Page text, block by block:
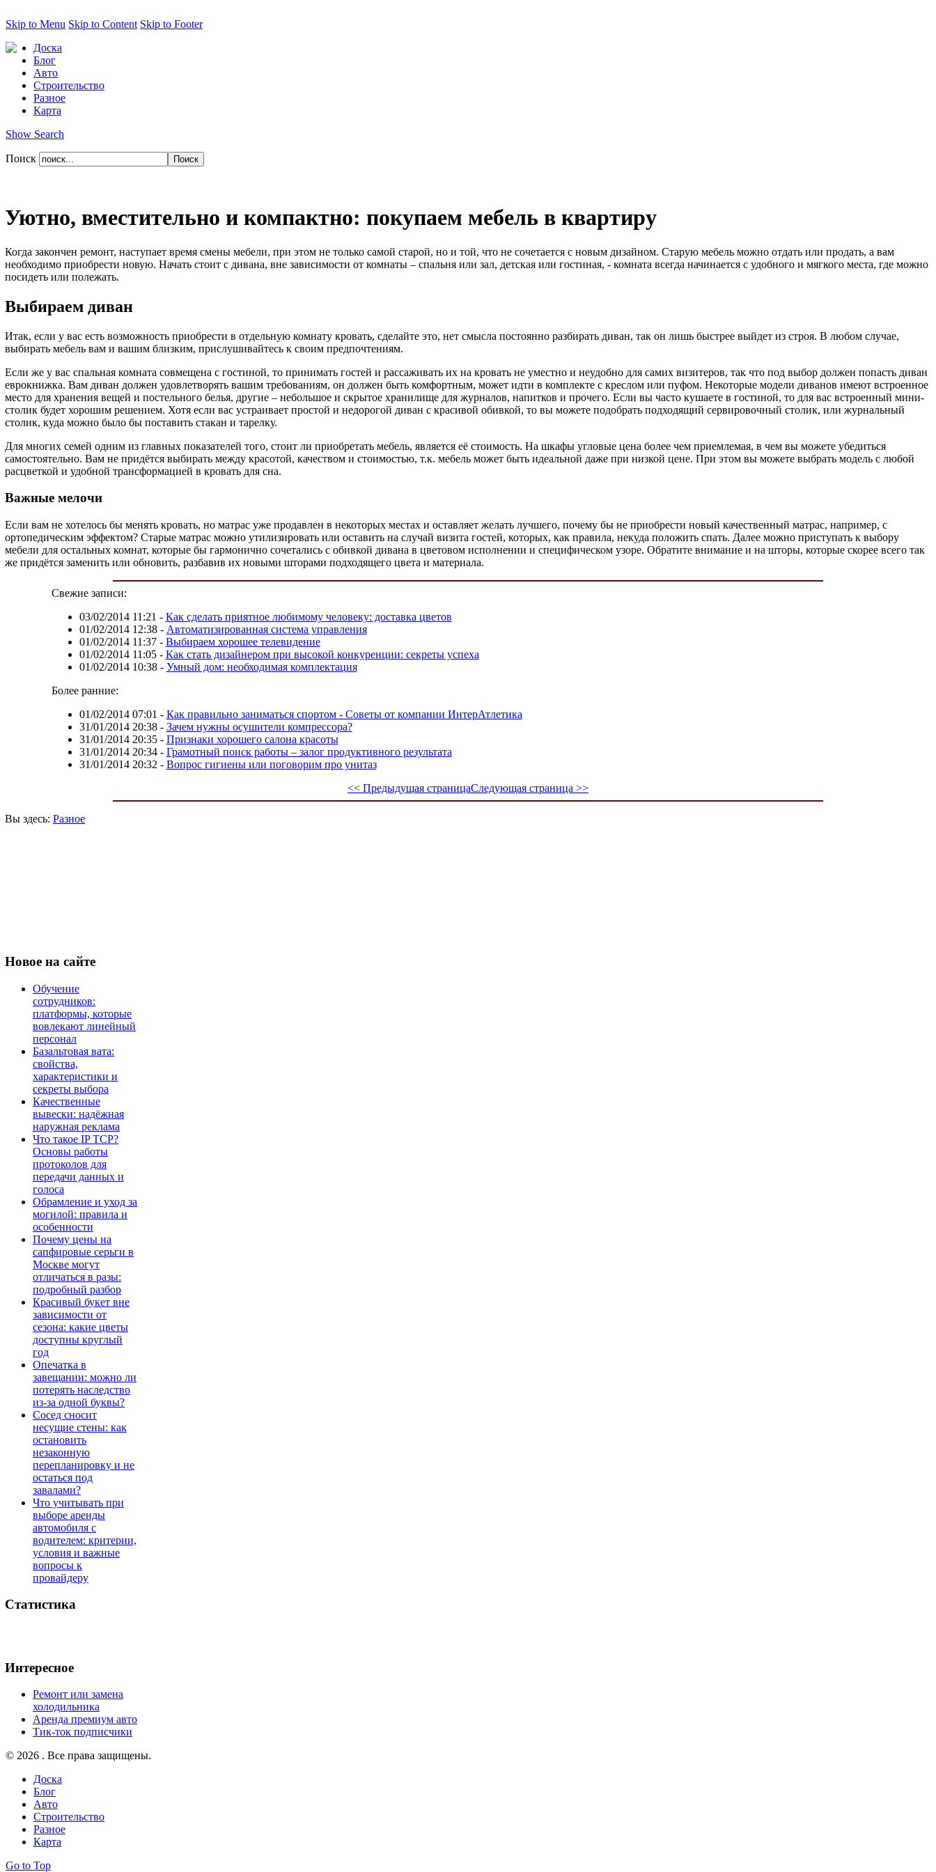
Skip to Menu Skip to Content Skip to Footer
Доска
Блог
Авто
Строительство
Разное
Карта
Show Search
Поиск
Уютно, вместительно и компактно: покупаем мебель в квартиру
Когда закончен ремонт, наступает время смены мебели, при этом не только самой старой, но и той, что не сочетается с новым дизайном. Старую мебель можно отдать или продать, а вам
необходимо приобрести новую. Начать стоит с дивана, вне зависимости от комнаты – спальня или зал, детская или гостиная, - комната всегда начинается с удобного и мягкого места, где можно
посидеть или полежать.
Выбираем диван
Итак, если у вас есть возможность приобрести в отдельную комнату кровать, сделайте это, нет смысла постоянно разбирать диван, так он лишь быстрее выйдет из строя. В любом случае,
выбирать мебель вам и вашим близким, прислушивайтесь к своим предпочтениям.
Если же у вас спальная комната совмещена с гостиной, то принимать гостей и рассаживать их на кровать не уместно и неудобно для самих визитеров, так что под выбор должен попасть диван
еврокнижка. Вам диван должен удовлетворять вашим требованиям, он должен быть комфортным, может идти в комплекте с креслом или пуфом. Некоторые модели диванов имеют встроенное
место для хранения вещей и постельного белья, другие – небольшое и скрытое хранилище для журналов, напитков и прочего. Если вы часто кушаете в гостиной, то для вас встроенный мини-
столик будет хорошим решением. Хотя если вас устраивает простой и недорогой диван с красивой обивкой, то вы можете подобрать подходящий сервировочный столик, или журнальный
столик, куда можно было бы поставить стакан и тарелку.
Для многих семей одним из главных показателей того, стоит ли приобретать мебель, является её стоимость. На шкафы угловые цена более чем приемлемая, в чем вы можете убедиться
самостоятельно. Вам не придётся выбирать между красотой, качеством и стоимостью, т.к. мебель может быть идеальной даже при низкой цене. При этом вы можете выбрать модель с любой
расцветкой и удобной трансформацией в кровать для сна.
Важные мелочи
Если вам не хотелось бы менять кровать, но матрас уже продавлен в некоторых местах и оставляет желать лучшего, почему бы не приобрести новый качественный матрас, например, с
ортопедическим эффектом? Старые матрас можно утилизировать или оставить на случай визита гостей, которых, как правила, некуда положить спать. Далее можно приступать к выбору
мебели для остальных комнат, которые бы гармонично сочетались с обивкой дивана в цветовом исполнении и специфическом узоре. Обратите внимание и на шторы, которые скорее всего так
же придётся заменить или обновить, разбавив их новыми шторами подходящего цвета и материала.
Свежие записи:
03/02/2014 11:21 - Как сделать приятное любимому человеку: доставка цветов
01/02/2014 12:38- Автоматизированная система управления
01/02/2014 11:37- Выбираем хорошее телевидение
01/02/2014 11:05- Как стать дизайнером при высокой конкуренции: секреты успеха
01/02/2014 10:38- Умный дом: необходимая комплектация
Более ранние:
01/02/2014 07:01 - Как правильно заниматься спортом - Советы от компании ИнтерАтлетика
31/01/2014 20:38- Зачем нужны осушители компрессора?
31/01/2014 20:35- Признаки хорошего салона красоты
31/01/2014 20:34- Грамотный поиск работы – залог продуктивного результата
31/01/2014 20:32 - Вопрос гигиены или поговорим про унитаз
<< Предыдущая страницаСледующая страница >>
Вы здесь: Разное
Новое на сайте
Обучение
сотрудников:
платформы, которые
вовлекают линейный
персонал
Базальтовая вата:
свойства,
характеристики и
секреты выбора
Качественные
вывески: надёжная
наружная реклама
Что такое IP TCP?
Основы работы
протоколов для
передачи данных и
голоса
Обрамление и уход за
могилой: правила и
особенности
Почему цены на
сапфировые серьги в
Москве могут
отличаться в разы:
подробный разбор
Красивый букет вне
зависимости от
сезона: какие цветы
доступны круглый
год
Опечатка в
завещании: можно ли
потерять наследство
из-за одной буквы?
Сосед сносит
несущие стены: как
остановить
незаконную
перепланировку и не
остаться под
завалами?
Что учитывать при
выборе аренды
автомобиля с
водителем: критерии,
условия и важные
вопросы к
провайдеру
Статистика
Интересное
Ремонт или замена
холодильника
Аренда премиум авто
Тик-ток подписчики
© 2026 . Все права защищены.
Доска
Блог
Авто
Строительство
Разное
Карта
Go to Top